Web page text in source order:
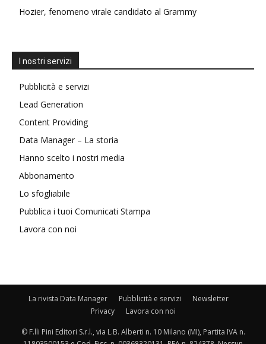
Hozier, fenomeno virale candidato al Grammy
I nostri servizi
Pubblicità e servizi
Lead Generation
Content Providing
Data Manager – La storia
Hanno scelto i nostri media
Abbonamento
Lo sfogliabile
Pubblica i tuoi Comunicati Stampa
Lavora con noi
La rivista Data Manager Pubblicità e servizi
Newsletter
Privacy
Lavora con noi
© F.lli Pini Editori S.r.l., via L.B. Alberti n. 10 Milano (MI), Partita IVA n.